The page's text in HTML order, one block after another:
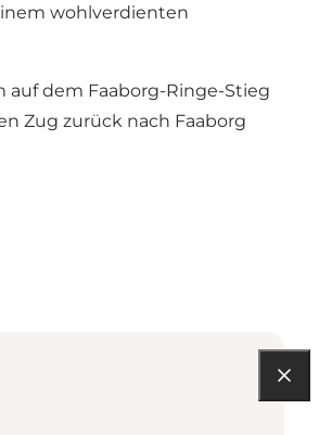
wohlverdienten
dem Faaborg-Ringe-Stieg
Zug zurück nach Faaborg